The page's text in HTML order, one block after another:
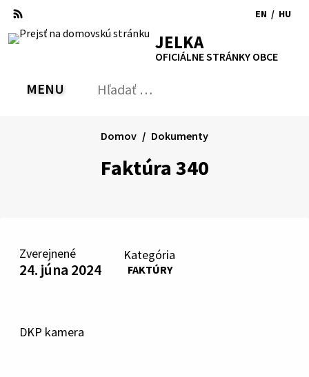
Preskočiť
obsah
RSS MapaTlačiť
Zvýšiť
kontrast
písmapísma
EN
to
/ HU
JELKA
OFICIÁLNE STRÁNKY OBCE
PREPNÚŤ
MENU Hľadať:
Faktúra 340
Domov Dokumenty
Zverejnené
24. júna 2024
Kategória
FAKTÚRY
DKP kamera